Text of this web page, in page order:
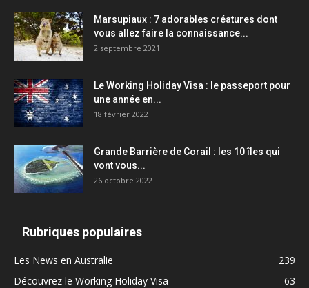
Marsupiaux : 7 adorables créatures dont
vous allez faire la connaissance...
2 septembre 2021
Le Working Holiday Visa : le passeport pour
une année en...
18 février 2022
Grande Barrière de Corail : les 10 îles qui
vont vous...
26 octobre 2022
Rubriques populaires
Les News en Australie
239
Découvrez le Working Holiday Visa
63